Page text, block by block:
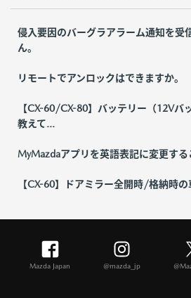
侵入要因のバーグラアラーム通知を受
ん。
リモートでアンロックはできますか。
【CX-60/CX-80】バッテリー（12Vバ
教えて...
MyMazdaアプリを英語表記に変更する
【CX-60】ドアミラー全開時/格納時の
Mazda Japan @mazda_jp